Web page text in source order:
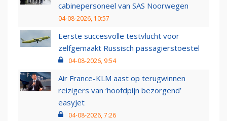
cabinepersoneel van SAS Noorwegen
04-08-2026, 10:57
Eerste succesvolle testvlucht voor
zelfgemaakt Russisch passagierstoestel
04-08-2026, 9:54
Air France-KLM aast op terugwinnen
reizigers van ‘hoofdpijn bezorgend’
easyJet
04-08-2026, 7:26